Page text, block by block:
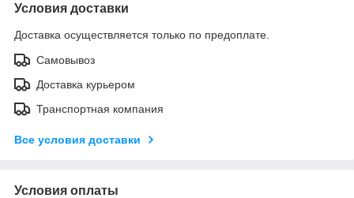
Условия доставки
Доставка осуществляется только по предоплате.
Самовывоз
Доставка курьером
Транспортная компания
Все условия доставки
Условия оплаты